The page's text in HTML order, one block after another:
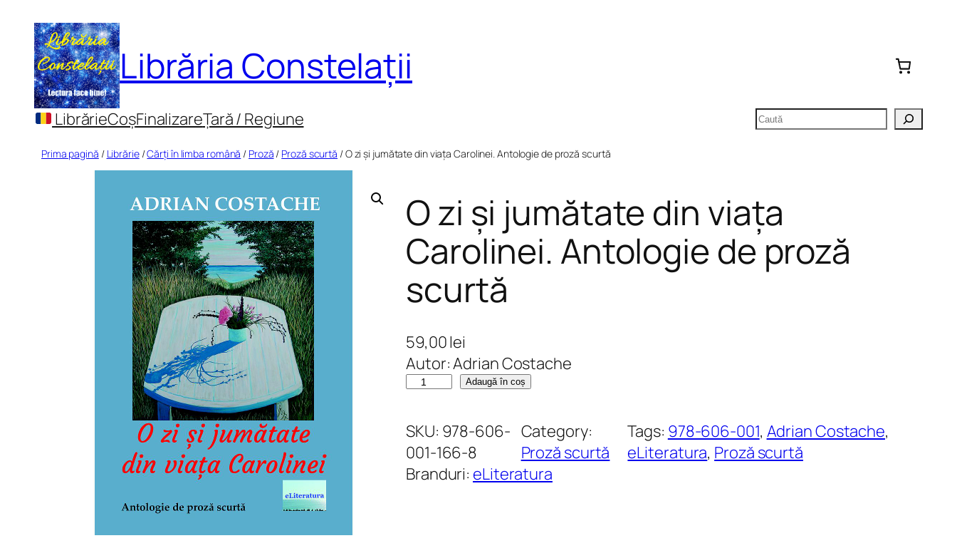
conținut
Librăria Constelații
LibrărieCoșFinalizareȚară / Regiune Caută
Prima pagină / Librărie/Cărți în limba română / Proză / Proză scurtă / O zi și jumătate din viața Carolinei. Antologie de proză scurtă
O zi și jumătate din viața
Carolinei. Antologie de proză
scurtă
59,00lei
Autor: Adrian Costache
C
n
t
i
Adaugă în coș
SKU: 978-606-
001-166-8
Category:
Proză scurtă
Tags: 978-606-001, Adrian Costache
eLiteratura, Proză scurtă
Branduri: eLiteratura